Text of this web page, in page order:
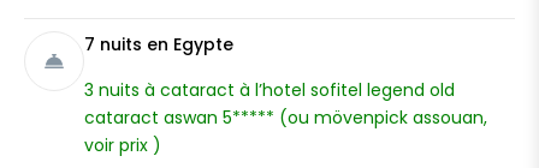
7 nuits en Egypte
3 nuits à cataract à l’hotel sofitel legend old
cataract aswan 5***** (ou mövenpick assouan,
voir prix )